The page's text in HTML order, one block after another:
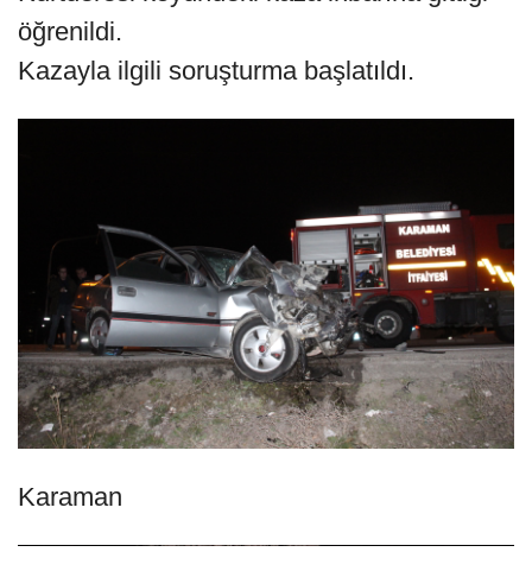
öğrenildi.
Kazayla ilgili soruşturma başlatıldı.
Karaman